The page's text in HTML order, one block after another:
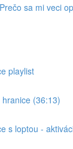
sa mi veci
playlist
(36:13)
s loptou -